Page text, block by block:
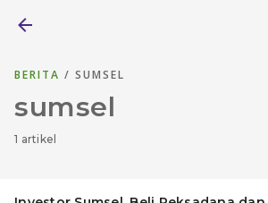
BERITA / SUMSEL
sumsel
1 artikel